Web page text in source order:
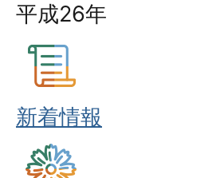
平成26年
新着情報